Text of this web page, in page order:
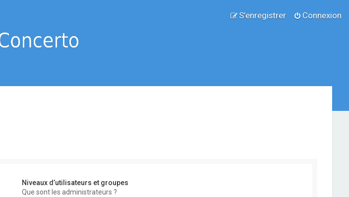
Connexion
S’enregistrer
Niveaux d’utilisateurs et groupes
Que sont les administrateurs ?